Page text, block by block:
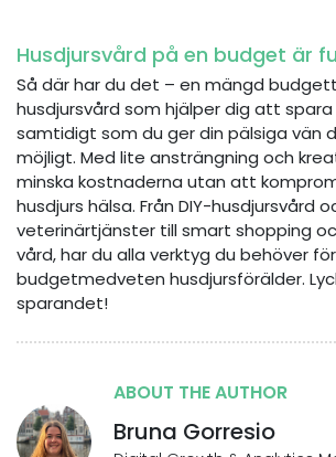
Husdjursvård på en budget är
Så där har du det – en mängd
husdjursvård som hjälper dig att
samtidigt som du ger din pälsiga vän
möjligt. Med lite ansträngning och
minska kostnaderna utan att
husdjurs hälsa. Från DIY-husdjursvård
veterinärtjänster till smart shopping
vård, har du alla verktyg du behöver
budgetmedveten husdjursförälder.
sparandet!
ABOUT THE AUTHOR
Bruna Gorresio